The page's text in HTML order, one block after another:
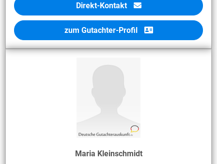
Direkt-Kontakt
zum Gutachter-Profil
Maria Kleinschmidt